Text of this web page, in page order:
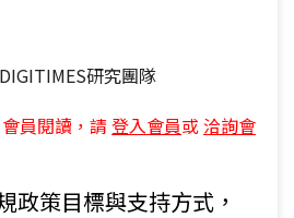
DIGITIMES研究團隊
員閱讀，請 登入會員或 洽詢會
政策目標與支持方式，